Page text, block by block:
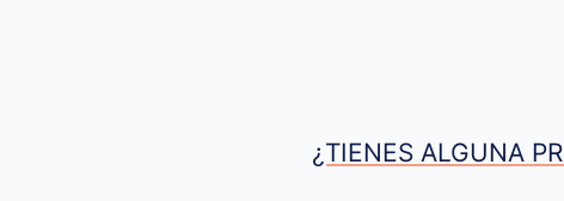
¿TIENES ALGUNA